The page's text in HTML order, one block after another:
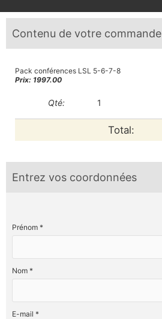
Contenu de votre commande
Pack conférences LSL 5-6-7-8
Prix: 1997.00
Qté: 1
Total:
Entrez vos coordonnées
Prénom *
Nom *
E-mail *